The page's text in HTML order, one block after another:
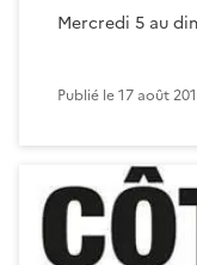
Mercredi 5 au
Publié le17 août